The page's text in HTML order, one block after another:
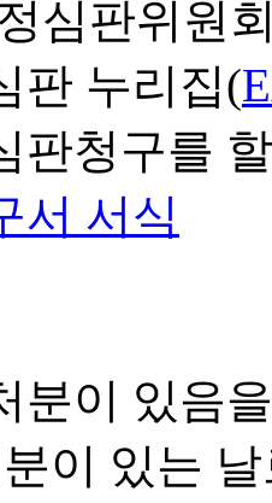
심판위원
판 누리집(
판청구를
서 서식
분이 있음
이 있는